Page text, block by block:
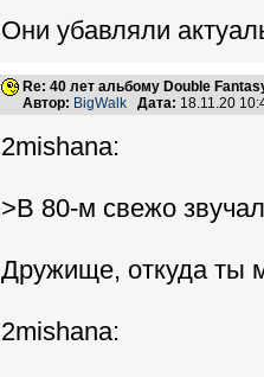
Они убавляли
Re: 40 лет альбому Double
Автор: BigWalk Дата: 18.11.20
2mishana:
>В 80-м свежо
Дружище, откуда ты
2mishana: